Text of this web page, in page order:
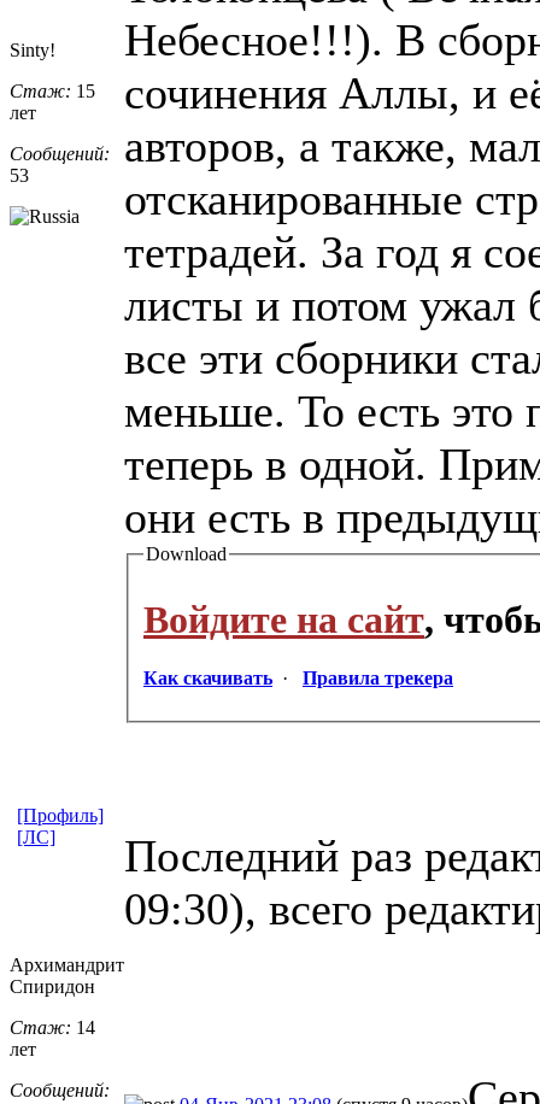
Sinty!
Стаж: 15
лет
Сообщений:
53
Небесное!!!). В
сочинения Аллы, и
авторов, а также,
отсканированные
тетрадей. За год я
листы и потом ужал
все эти сборники
меньше. То есть это
теперь в одной.
они есть в
Download
Войдите на сайт,
Как скачивать · Правила трекера
Последний раз
09:30), всего
[Профиль]
[ЛС]
Архимандрит
Спиридон
Стаж: 14
лет
Сообщений: